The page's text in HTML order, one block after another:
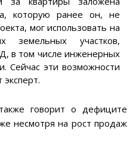
которую ранее он, не
мог использовать на
земельных участков,
в том числе инженерных
Сейчас эти возможности
говорит о дефиците
несмотря на рост продаж